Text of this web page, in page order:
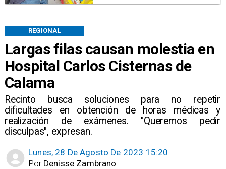
Largas filas causan molestia en
Hospital Carlos Cisternas de
Calama
Recinto busca soluciones para no repetir
dificultades en obtención de horas médicas y
realización de exámenes. "Queremos pedir
disculpas", expresan.
REGIONAL
Lunes, 28 De Agosto De 2023 15:20
Denisse Zambrano
Por